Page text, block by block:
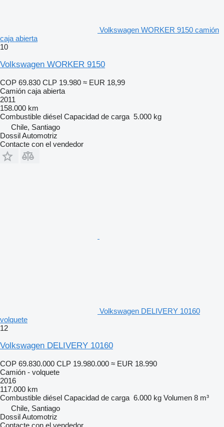
Volkswagen WORKER 9150 camión
caja abierta
10
Volkswagen WORKER 9150
COP 69.830 CLP 19.980 ≈ EUR 18,99
Camión caja abierta
2011
158.000 km
Combustible diésel Capacidad de carga 5.000 kg
Chile, Santiago
Dossil Automotriz
Contacte con el vendedor
Volkswagen DELIVERY 10160
volquete
12
Volkswagen DELIVERY 10160
COP 69.830.000 CLP 19.980.000 ≈ EUR 18.990
Camión - volquete
2016
117.000 km
Combustible diésel Capacidad de carga 6.000 kg Volumen 8 m³
Chile, Santiago
Dossil Automotriz
Contacte con el vendedor